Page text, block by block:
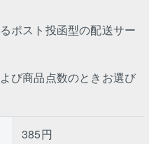
ポスト投函型の配送サー
び商品点数のときお選び
385円